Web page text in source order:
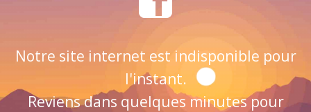
Notre site internet est indisponible pour
l'instant.
Reviens dans quelques minutes pour